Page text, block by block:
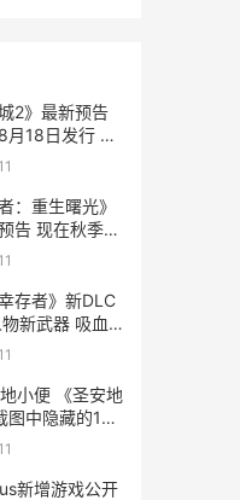
2》最新预告
月18日发行 沉
章
：重生曙光》
告 现在秋季发
行者》
存者》新DLC
新武器 吸血
武合成表最新
小便 《圣安地
图中隐藏的15
便npc2
新增游戏公开